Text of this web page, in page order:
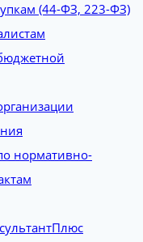
(44-ФЗ, 223-ФЗ)
нормативно-